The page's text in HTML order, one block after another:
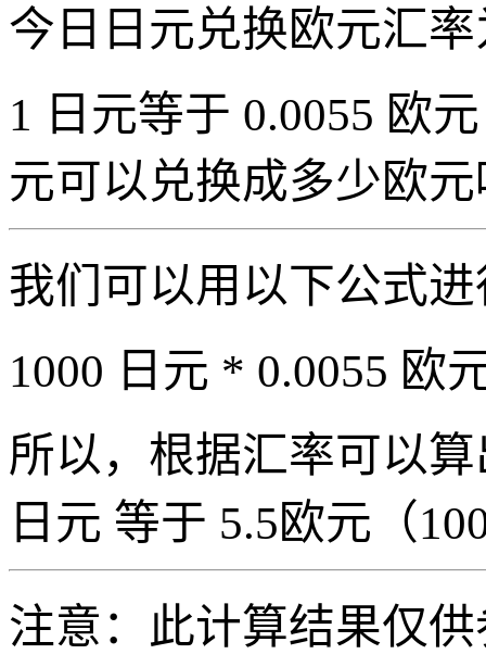
今日日元兑换欧元汇
1 日元等于 0.0055 欧
元可以兑换成多少欧
我们可以用以下公式
1000 日元 * 0.0055 欧
所以，根据汇率可以
日元 等于 5.5欧元（
注意：此计算结果仅